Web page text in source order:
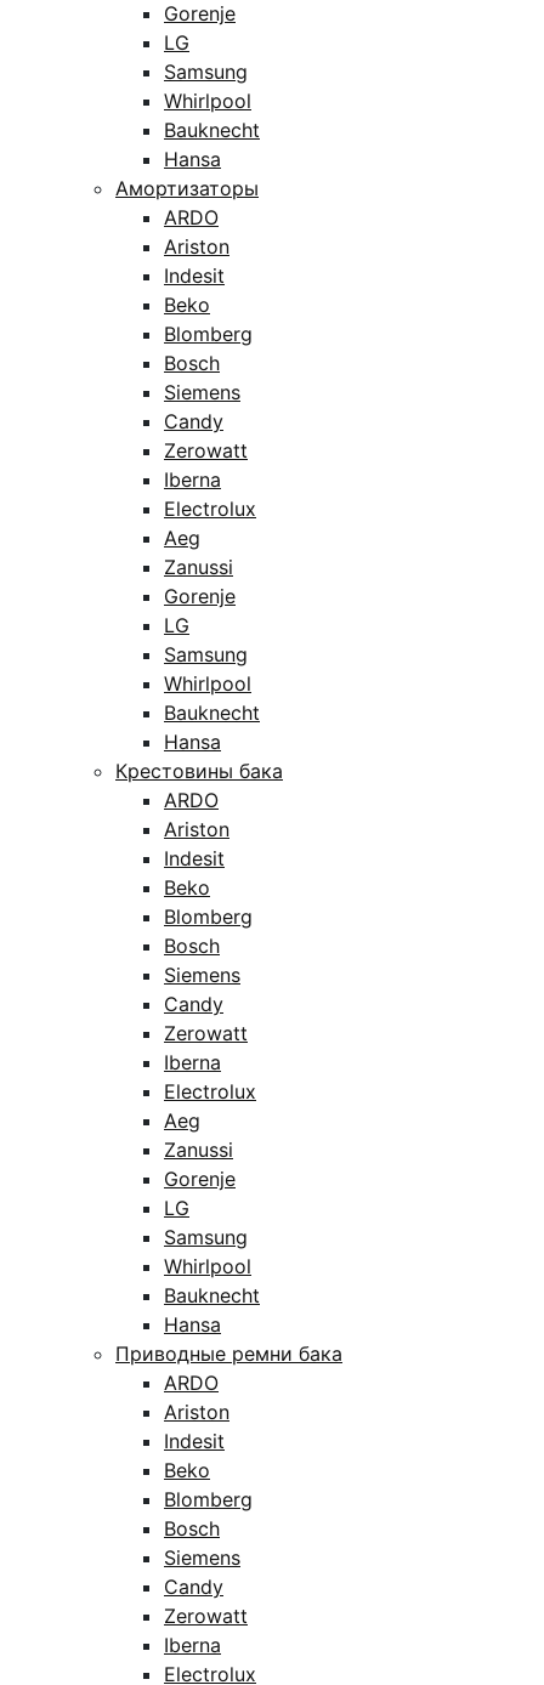
Gorenje
LG
Samsung
Whirlpool
Bauknecht
Hansa
Амортизаторы
ARDO
Ariston
Indesit
Beko
Blomberg
Bosch
Siemens
Candy
Zerowatt
Iberna
Electrolux
Aeg
Zanussi
Gorenje
LG
Samsung
Whirlpool
Bauknecht
Hansa
Крестовины бака
ARDO
Ariston
Indesit
Beko
Blomberg
Bosch
Siemens
Candy
Zerowatt
Iberna
Electrolux
Aeg
Zanussi
Gorenje
LG
Samsung
Whirlpool
Bauknecht
Hansa
Приводные ремни бака
ARDO
Ariston
Indesit
Beko
Blomberg
Bosch
Siemens
Candy
Zerowatt
Iberna
Electrolux